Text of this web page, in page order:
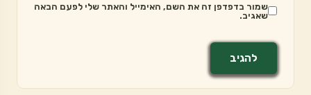
שמור בדפדפן זה את השם, האימייל והאתר שלי לפעם הבאה
שאגיב.